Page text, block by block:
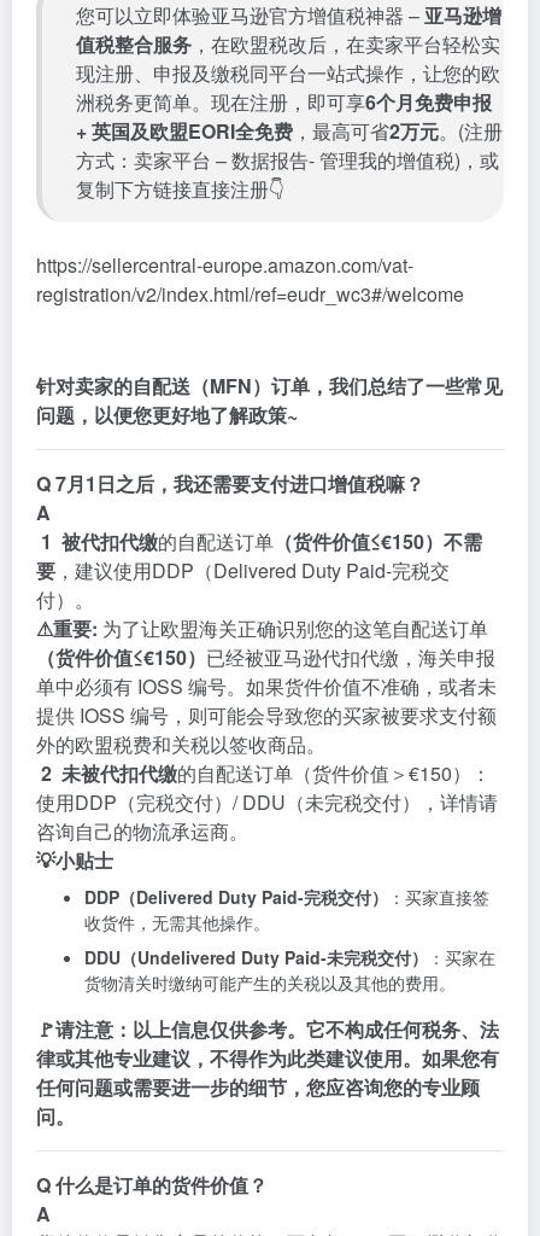
您可以立即体验亚马逊官方增值税神器 –亚马逊增
值税整合服务 ，在欧盟税改后，在卖家平台轻松实
现注册、申报及缴税同平台一站式操作，让您的欧
洲税务更简单。现在注册，即可享6个月免费申报
+ 英国及欧盟EORI全免费 ，最高可省2万元。(注册
方式：卖家平台 – 数据报告- 管理我的增值税)，或
复制下方链接直接注册👇
https://sellercentral-europe.amazon.com/vat-
registration/v2/index.html/ref=eudr_wc3#/welcome
针对卖家的自配送（MFN）订单，我们总结了一些常见
问题，以便您更好地了解政策~
Q7月1日之后，我还需要支付进口增值税嘛？
A
1 被代扣代缴的自配送订单 （货件价值≤€150） 不需
要 ，建议使用DDP（Delivered Duty Paid-完税交
付）。
⚠重要: 为了让欧盟海关正确识别您的这笔自配送订单
（货件价值≤€150） 已经被亚马逊代扣代缴，海关申报
单中必须有 IOSS 编号。如果货件价值不准确，或者未
提供 IOSS 编号，则可能会导致您的买家被要求支付额
外的欧盟税费和关税以签收商品。
2 未被代扣代缴的自配送订单（货件价值＞€150）：
使用DDP（完税交付）/ DDU（未完税交付），详情请
咨询自己的物流承运商。
💡小贴士
DDP（Delivered Duty Paid-完税交付）
：买家直接签
收货件，无需其他操作。
DDU（Undelivered Duty Paid-未完税交付）
：买家在
货物清关时缴纳可能产生的关税以及其他的费用。
🚩请注意： 以上信息仅供参考。它不构成任何税务、法
律或其他专业建议，不得作为此类建议使用。如果您有
任何问题或需要进一步的细节，您应咨询您的专业顾
问。
Q什么是订单的货件价值？
A